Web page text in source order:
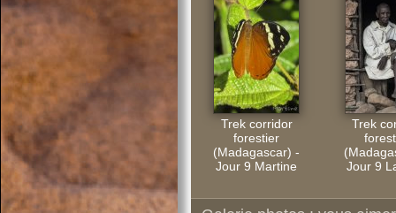
Trek corridor
forestier
(Madagascar) -
Jour 9 Martine
Trek
Jour 9